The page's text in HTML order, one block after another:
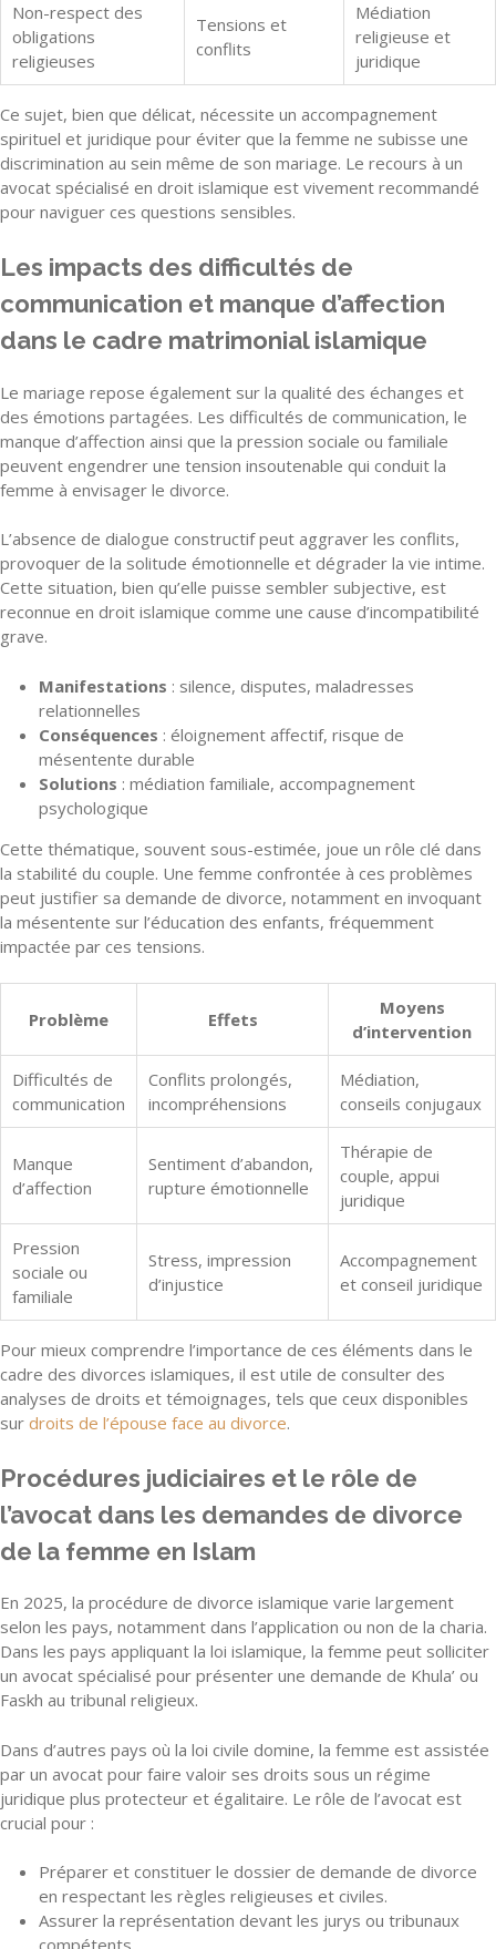
Non-respect des
obligations
religieuses
Tensions et
conflits
Médiation
religieuse et
juridique
Ce sujet, bien que délicat, nécessite un accompagnement
spirituel et juridique pour éviter que la femme ne subisse une
discrimination au sein même de son mariage. Le recours à un
avocat spécialisé en droit islamique est vivement recommandé
pour naviguer ces questions sensibles.
Les impacts des difficultés de
communication et manque d’affection
dans le cadre matrimonial islamique
Le mariage repose également sur la qualité des échanges et
des émotions partagées. Les difficultés de communication, le
manque d’affection ainsi que la pression sociale ou familiale
peuvent engendrer une tension insoutenable qui conduit la
femme à envisager le divorce.
L’absence de dialogue constructif peut aggraver les conflits,
provoquer de la solitude émotionnelle et dégrader la vie intime.
Cette situation, bien qu’elle puisse sembler subjective, est
reconnue en droit islamique comme une cause d’incompatibilité
grave.
Manifestations : silence, disputes, maladresses
relationnelles
Conséquences : éloignement affectif, risque de
mésentente durable
Solutions : médiation familiale, accompagnement
psychologique
Cette thématique, souvent sous-estimée, joue un rôle clé dans
la stabilité du couple. Une femme confrontée à ces problèmes
peut justifier sa demande de divorce, notamment en invoquant
la mésentente sur l’éducation des enfants, fréquemment
impactée par ces tensions.
Problème Effets
Moyens
d’intervention
Difficultés de
communication
Conflits prolongés,
incompréhensions
Médiation,
conseils conjugaux
Manque
d’affection
Sentiment d’abandon,
rupture émotionnelle
Thérapie de
couple, appui
juridique
Pression
sociale ou
familiale
Stress, impression
d’injustice
Accompagnement
et conseil juridique
Pour mieux comprendre l’importance de ces éléments dans le
cadre des divorces islamiques, il est utile de consulter des
analyses de droits et témoignages, tels que ceux disponibles
sur droits de l’épouse face au divorce.
Procédures judiciaires et le rôle de
l’avocat dans les demandes de divorce
de la femme en Islam
En 2025, la procédure de divorce islamique varie largement
selon les pays, notamment dans l’application ou non de la charia.
Dans les pays appliquant la loi islamique, la femme peut solliciter
un avocat spécialisé pour présenter une demande de Khula’ ou
Faskh au tribunal religieux.
Dans d’autres pays où la loi civile domine, la femme est assistée
par un avocat pour faire valoir ses droits sous un régime
juridique plus protecteur et égalitaire. Le rôle de l’avocat est
crucial pour :
Préparer et constituer le dossier de demande de divorce
en respectant les règles religieuses et civiles.
Assurer la représentation devant les jurys ou tribunaux